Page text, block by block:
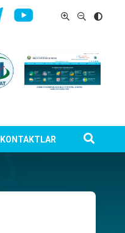
KONTAKTLAR